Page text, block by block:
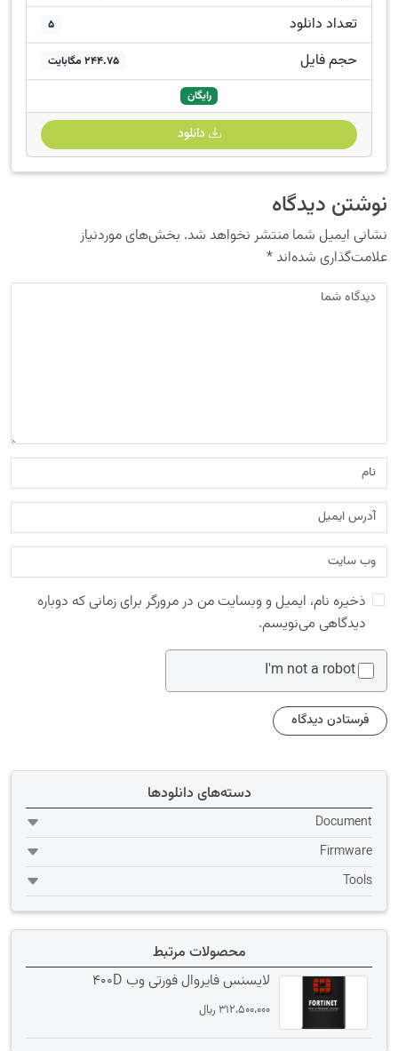
تعداد دانلود 5
حجم فایل 244.75 مگابایت
رایگان
دانلود
نوشتن دیدگاه
نشانی ایمیل شما منتشر نخواهد شد. بخش‌های موردنیاز
علامت‌گذاری شده‌اند*
ذخیره نام، ایمیل و وبسایت من در مرورگر برای زمانی که دوباره
دیدگاهی می‌نویسم.
I'm not a robot
دسته‌های دانلودها
Document
Firmware
Tools
محصولات مرتبط
لایسنس فایروال فورتی وب 400D
312،500،000 ﷼